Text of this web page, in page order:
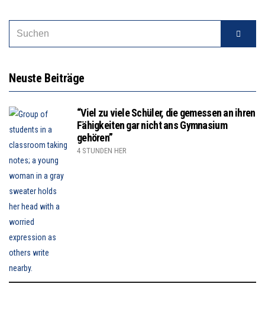
Neuste Beiträge
“Viel zu viele Schüler, die gemessen an ihren
Fähigkeiten gar nicht ans Gymnasium
gehören”
4 STUNDEN HER